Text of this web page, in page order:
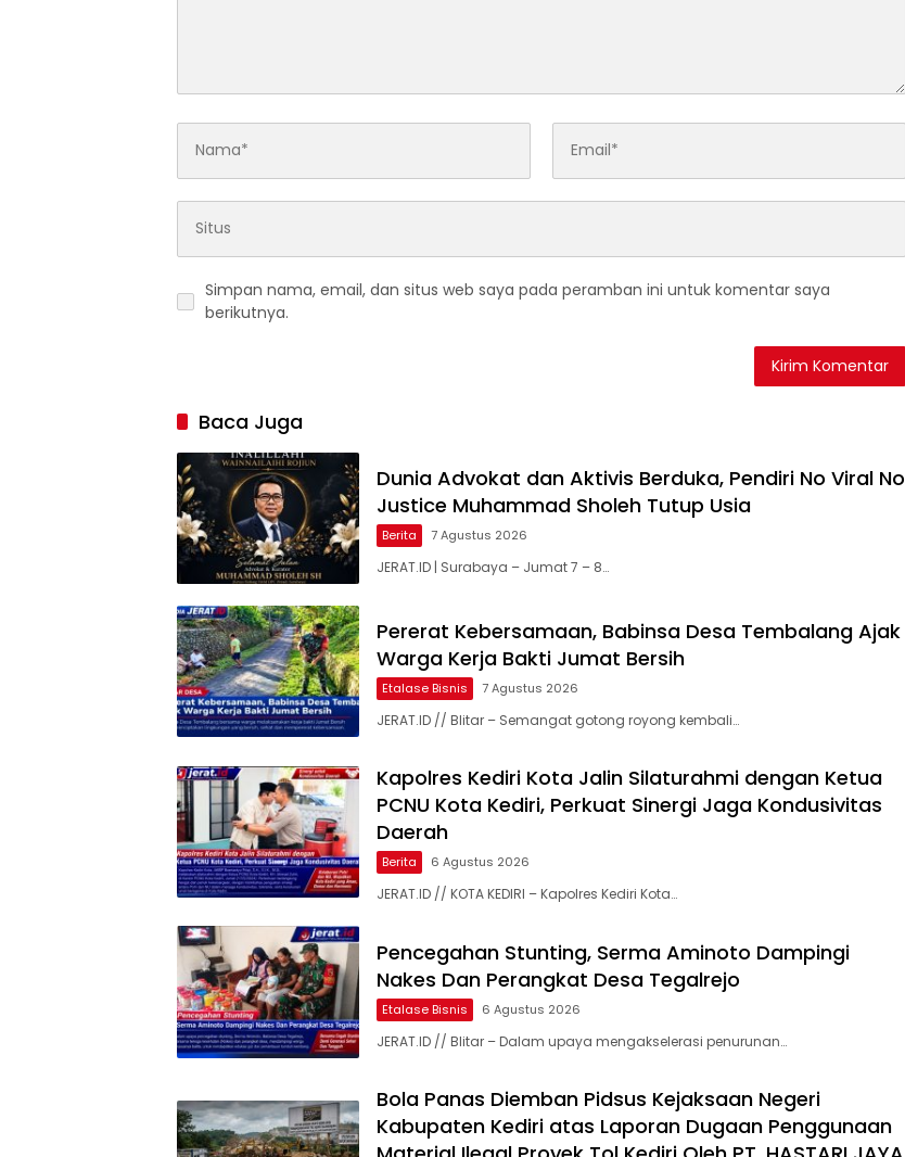
Simpan nama, email, dan situs web saya pada peramban ini untuk komentar saya
berikutnya.
Baca Juga
Dunia Advokat dan Aktivis Berduka, Pendiri No Viral No
Justice Muhammad Sholeh Tutup Usia
Berita 7 Agustus 2026
JERAT.ID | Surabaya – Jumat 7 – 8…
Pererat Kebersamaan, Babinsa Desa Tembalang Ajak
Warga Kerja Bakti Jumat Bersih
Etalase Bisnis 7 Agustus 2026
JERAT.ID // Blitar – Semangat gotong royong kembali…
Kapolres Kediri Kota Jalin Silaturahmi dengan Ketua
PCNU Kota Kediri, Perkuat Sinergi Jaga Kondusivitas
Daerah
Berita 6 Agustus 2026
JERAT.ID // KOTA KEDIRI – Kapolres Kediri Kota…
Pencegahan Stunting, Serma Aminoto Dampingi
Nakes Dan Perangkat Desa Tegalrejo
Etalase Bisnis 6 Agustus 2026
JERAT.ID // Blitar – Dalam upaya mengakselerasi penurunan…
Bola Panas Diemban Pidsus Kejaksaan Negeri
Kabupaten Kediri atas Laporan Dugaan Penggunaan